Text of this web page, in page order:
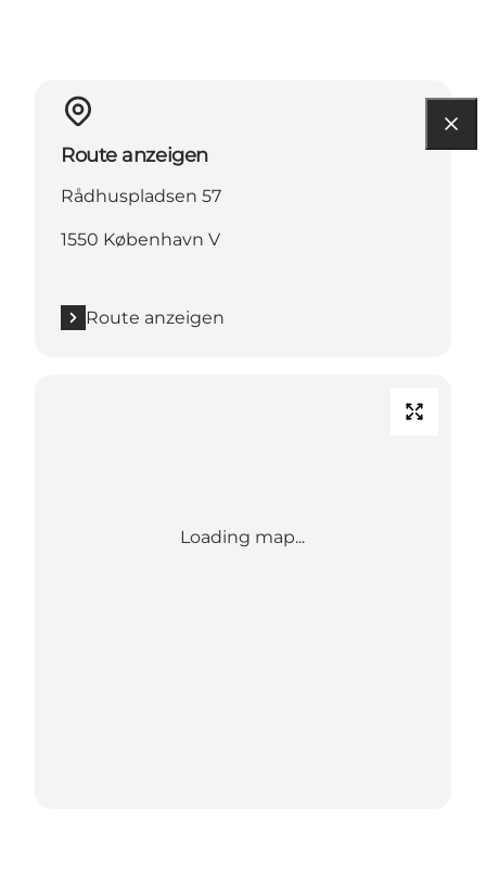
Route anzeigen
Rådhuspladsen 57
1550 København V
Route anzeigen
Loading map...